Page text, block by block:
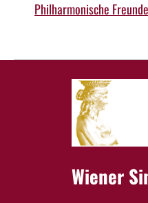
Philharmonische Freunde
Wiener